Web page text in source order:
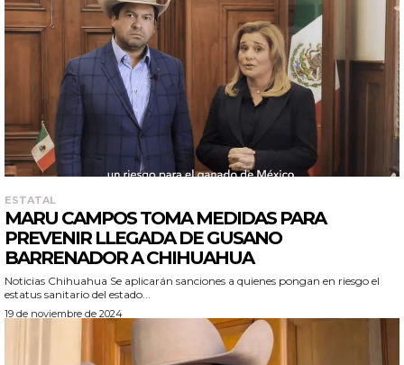
ESTATAL
MARU CAMPOS TOMA MEDIDAS PARA
PREVENIR LLEGADA DE GUSANO
BARRENADOR A CHIHUAHUA
Noticias Chihuahua Se aplicarán sanciones a quienes pongan en riesgo el
estatus sanitario del estado...
19 de noviembre de 2024